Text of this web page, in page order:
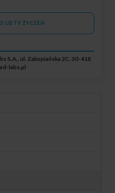
LISTY ŻYCZEŃ
S.A., ul. Zakopiańska 2C, 30-418
labs.pl